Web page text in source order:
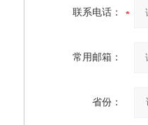
联系电话：
常用邮箱：
省份：